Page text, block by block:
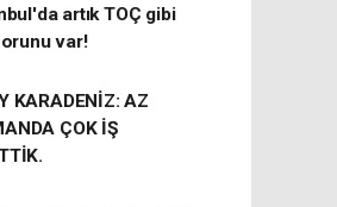
artık TOÇ gibi
var!
KARADENİZ: AZ
ÇOK İŞ